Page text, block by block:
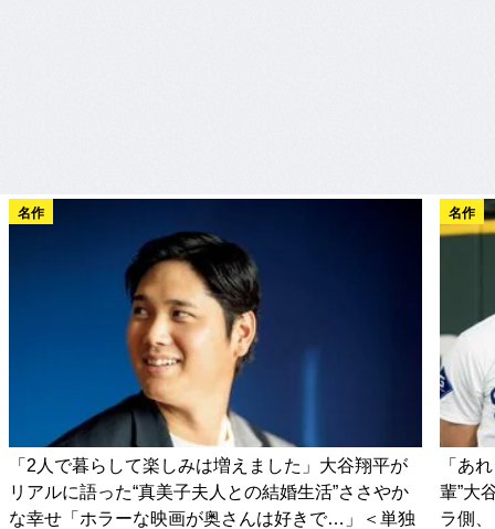
名作
「2人で暮らして楽しみは増えました」大谷翔平が
リアルに語った“真美子夫人との結婚生活”ささやか
な幸せ「ホラーな映画が奥さんは好きで…」＜単独
名作
「あ
輩”大
ラ側